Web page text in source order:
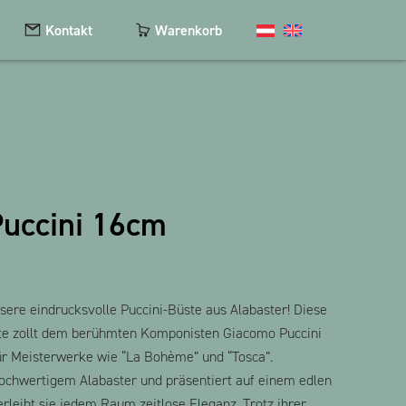
Schlüsselanhänger
Kontakt Warenkorb
16cm
eindrucksvolle Puccini-Büste aus Alabaster! Diese
zollt dem berühmten Komponisten Giacomo Puccini
Meisterwerke wie “La Bohème” und “Tosca”.
Alabaster und präsentiert auf einem edlen